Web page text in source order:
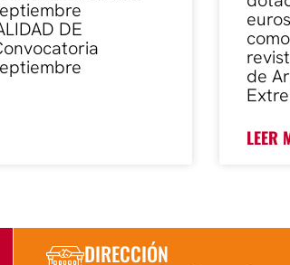
DE
de
LEER
DIRECCIÓN